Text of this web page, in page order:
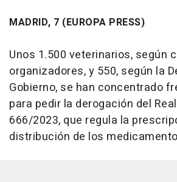
MADRID, 7 (EUROPA PRESS)
Unos 1.500 veterinarios, según
organizadores, y 550, según la
Gobierno, se han concentrado
para pedir la derogación del
666/2023, que regula la
distribución de los